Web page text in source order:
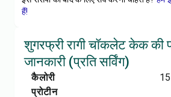
हैं!
शुगरफ्री रागी चॉकलेट केक की
जानकारी (प्रति सर्विंग)
कैलोरी
प्रोटीन